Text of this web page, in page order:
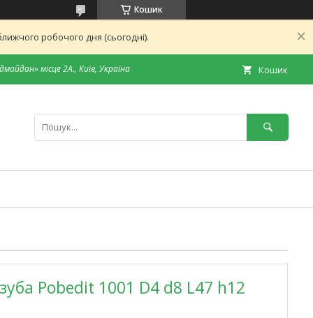
Кошик
робочого дня (сьогодні).
місце 2А., Київ, Україна Кошик
Pobedit 1001 D4 d8 L47 h12